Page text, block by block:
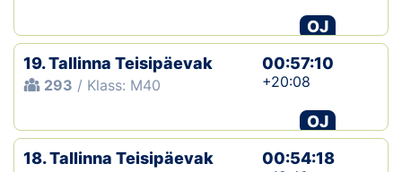
OJ
19. Tallinna Teisipäevak
293 / Klass: M40
00:57:10
+20:08
OJ
18. Tallinna Teisipäevak
00:54:18